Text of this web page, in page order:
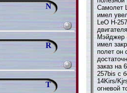
N
R
T
Самолет
имел
LeO H-
Мэйджер
имел
полет он
заказ на
257bis с
14Kirs/
огневой